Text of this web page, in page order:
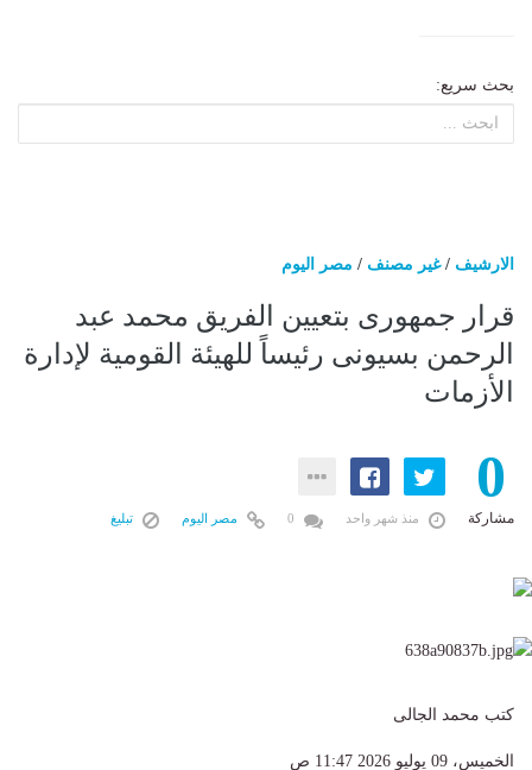
بحث سريع:
الارشيف /غير مصنف / مصر اليوم
قرار جمهورى بتعيين الفريق محمد عبد
الرحمن بسيونى رئيساً للهيئة القومية لإدارة
الأزمات
0
مشاركة منذ شهر واحد مصر اليوم تبليغ
كتب محمد الجالى
الخميس، 09 يوليو 2026 11:47 ص